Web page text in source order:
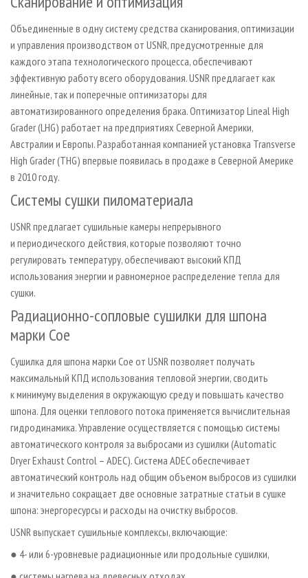
Объединенные в одну систему средства сканирования, оптимизации
и управления производством от USNR, предусмотренные для
каждого этапа технологического процесса, обеспечивают
эффективную работу всего оборудования. USNR предлагает как
линейные, так и поперечные оптимизаторы для
автоматизированного определения брака. Оптимизатор Lineal High
Grader (LHG) работает на предприятиях Северной Америки,
Австралии и Европы. Разработанная компанией установка Transverse
High Grader (THG) впервые появилась в продаже в Северной Америке
в 2010 году.
Системы сушки пиломатериала
USNR предлагает сушильные камеры непрерывного
и периодического действия, которые позволяют точно
регулировать температуру, обеспечивают высокий КПД
использования энергии и равномерное распределение тепла для
сушки.
Радиационно-сопловые сушилки для шпона
марки Coe
Сушилка для шпона марки Сое от USNR позволяет получать
максимальный КПД использования тепловой энергии, сводить
к минимуму выделения в окружающую среду и повышать качество
шпона. Для оценки теплового потока применяется вычислительная
гидродинамика. Управление осуществляется с помощью системы
автоматического контроля за выбросами из сушилки (Automatic
Dryer Exhaust Control – АDEC). Система ADEC обеспечивает
автоматический контроль над общим объемом выбросов из сушилки
и значительно сокращает две основные затратные статьи в сушке
шпона: энергоресурсы и расходы на очистку выбросов.
USNR выпускает сушильные комплексы, включающие:
● 4­- или 6­-уровневые радиационные или продольные сушилки,